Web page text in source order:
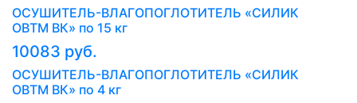
ОСУШИТЕЛЬ-ВЛАГОПОГЛОТИТЕЛЬ «СИЛИК
ОВТМ ВК» по 15 кг
10083 руб.
ОСУШИТЕЛЬ-ВЛАГОПОГЛОТИТЕЛЬ «СИЛИК
ОВТМ ВК» по 4 кг